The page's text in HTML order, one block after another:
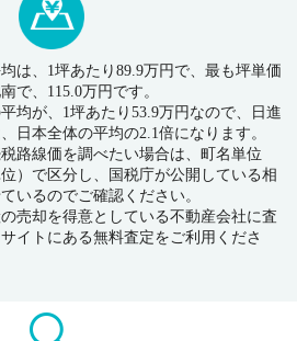
は、1坪あたり89.9万円で、最も坪単価
で、115.0万円です。
均が、1坪あたり53.9万円なので、日進
日本全体の平均の2.1倍になります。
路線価を調べたい場合は、町名単位
）で区分し、国税庁が公開している相
いるのでご確認ください。
売却を得意としている不動産会社に査
イトにある無料査定をご利用くださ